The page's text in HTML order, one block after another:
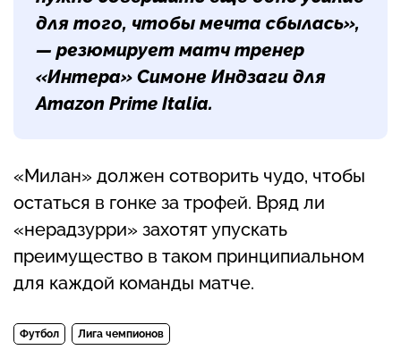
для того, чтобы мечта сбылась»,
— резюмирует матч тренер
«Интера» Симоне Индзаги для
Amazon Prime Italia.
«Милан» должен сотворить чудо, чтобы
остаться в гонке за трофей. Вряд ли
«нерадзурри» захотят упускать
преимущество в таком принципиальном
для каждой команды матче.
Футбол Лига чемпионов